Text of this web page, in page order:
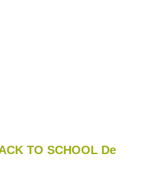
TO SCHOOL De